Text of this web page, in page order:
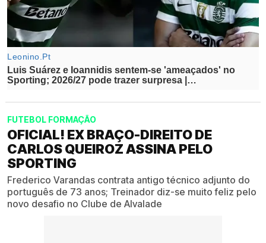
FUTEBOL FORMAÇÃO
OFICIAL! EX BRAÇO-DIREITO DE
CARLOS QUEIROZ ASSINA PELO
SPORTING
Frederico Varandas contrata antigo técnico adjunto do
português de 73 anos; Treinador diz-se muito feliz pelo
novo desafio no Clube de Alvalade